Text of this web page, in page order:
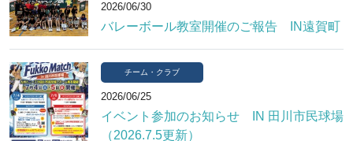
2026/06/30
バレーボール教室開催のご報告 IN遠賀町
チーム・クラブ
2026/06/25
イベント参加のお知らせ IN 田川市民球場
（2026.7.5更新）